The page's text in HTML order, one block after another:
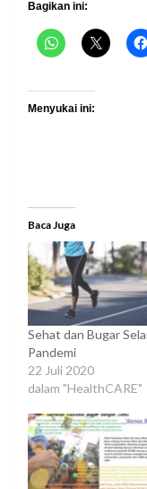
Bagikan ini:
Menyukai ini:
Baca Juga
Sehat dan Bugar
Pandemi
22 Juli 2020
dalam "HealthCARE"